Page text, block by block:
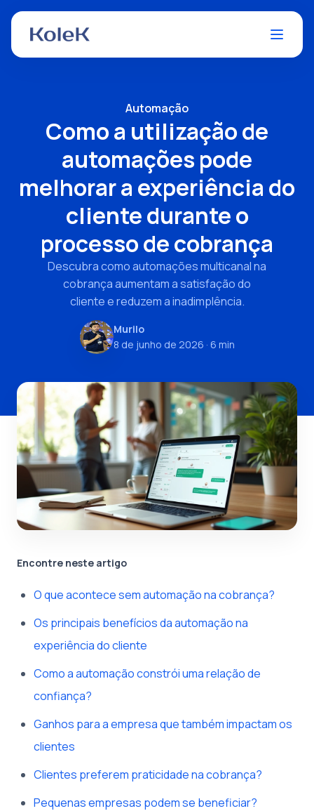
Automação
Como a utilização de
automações pode
melhorar a experiência do
cliente durante o
processo de cobrança
Descubra como automações multicanal na
cobrança aumentam a satisfação do
cliente e reduzem a inadimplência.
Murilo
8 de junho de 2026 · 6 min
Encontre neste artigo
O que acontece sem automação na cobrança?
Os principais benefícios da automação na
experiência do cliente
Como a automação constrói uma relação de
confiança?
Ganhos para a empresa que também impactam os
clientes
Clientes preferem praticidade na cobrança?
Pequenas empresas podem se beneficiar?